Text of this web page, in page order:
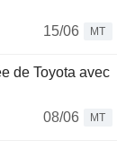
15/06
MT
de Toyota avec
08/06
MT